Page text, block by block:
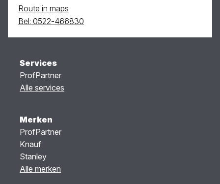
Route in maps
Bel: 0522-466830
Services
ProfPartner
Alle services
Merken
ProfPartner
Knauf
Stanley
Alle merken